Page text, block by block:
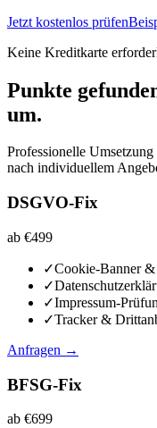
Jetzt kostenlos prüfen
Keine Kreditkarte
Punkte
um.
Professionelle
nach individuellem
DSGVO-Fix
ab €499
✓Cookie-Banner &
✓
✓Impressum-
✓Tracker &
Anfragen →
BFSG-Fix
ab €699